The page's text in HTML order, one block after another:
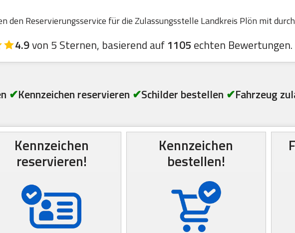
den Reservierungsservice für die Zulassungsstelle Landkreis Plön mit
4.9von 5 Sternen, basierend auf1105 echten Bewertungen.
✔Kennzeichen reservieren ✔Schilder bestellen ✔Fahrzeug
Kennzeichen
reservieren!
Kennzeichen
bestellen!